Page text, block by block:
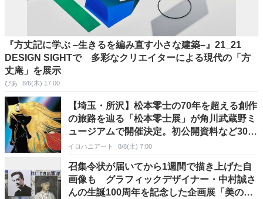
『方丈記に学ぶ –生きるを編み直す小さな建築–』21_21
DESIGN SIGHTで 多彩なクリエイターによる現代の「方
丈庵」を展示
ぴあ 8/6(木) 17:00
【埼玉・所沢】松本零士の70年を超える創作
の旅路を辿る「松本零士展」が角川武蔵野ミ
ュージアムで開催決定。初公開資料など300
点以上を一挙公開
イロハニアート 8/8(土) 7:00
召集令状が届いてから1週間で描き上げた自
画像も グラフィックデザイナー・中村誠さ
んの生誕100周年を記念した企画展「美の回